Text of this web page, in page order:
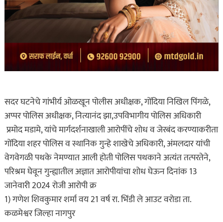
सदर घटनेचे गांभीर्य ओळखून पोलीस अधीक्षक, गोंदिया निखिल पिंगळे,
अप्पर पोलिस अधीक्षक, नित्यानंद झा,उपविभागीय पोलिस अधिकारी
प्रमोद मडामे, यांचे मार्गदर्शनाखाली आरोपींचे शोध व जेरबंद करण्याकरीता
गोंदिया शहर पोलिस व स्थानिक गुन्हे शाखेचे अधिकारी, अंमलदार यांची
वेगवेगळी पथके नेमण्यात आली होती पोलिस पथकाने अत्यंत तत्परतेने,
परिश्रम घेवून गुन्ह्यातील अज्ञात आरोपीयांचा शोध घेऊन दिनांक 13
जानेवारी 2024 रोजी आरोपी क्र
1) गणेश शिवकुमार शर्मा वय 21 वर्ष रा. भिंडी ले आउट वरोडा ता.
कळमेश्वर जिल्हा नागपुर